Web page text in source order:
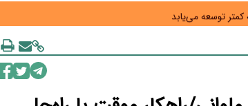
کمتر توسعه می‌یابد